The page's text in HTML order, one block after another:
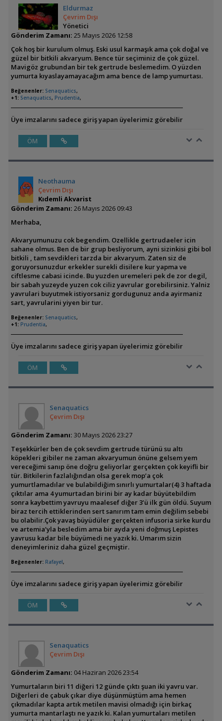
Eldurmaz
Çevrim Dışı
Yönetici
Gönderim Zamanı: 25 Mayıs 2026 12:58
Çok hoş bir kurulum olmuş. Eski usul karmaşık ama çok doğal ve
güzel bir bitkili akvaryum. Bence tür seçiminiz de çok güzel.
Mavigöz grubundan bir tek gertrude beslemedim. O yüzden
yumurta kıyaslayamayacağım ama bence de lamp yumurtası.
Beğenenler: Senaquatics,
+1: Senaquatics, Prudentia,
Üye imzalarını sadece giriş yapan üyelerimiz görebilir
ÖM
Neothauma
Çevrim Dışı
Kıdemli Akvarist
Gönderim Zamanı: 26 Mayıs 2026 09:43
Merhaba,
Akvaryumunuzu cok begendim. Ozellikle gertrudaeler icin
sahane olmus. Ben de bir grup besliyorum, ayni sizinkisi gibi bol
bitkili , tam sevdikleri tarzda bir akvaryum. Zaten siz de
goruyorsunuzdur erkekler surekli disilere kur yapma ve
ciftlesme cabasi icinde. Bu yuzden uremeleri pek de zor degil,
bir sabah yuzeyde yuzen cok ciliz yavrular gorebilirsiniz. Yalniz
yavrulari buyutmek istiyorsaniz gordugunuz anda ayirmaniz
sart, yavrularini yiyen bir tur.
Beğenenler: Senaquatics,
+1: Prudentia,
Üye imzalarını sadece giriş yapan üyelerimiz görebilir
ÖM
Senaquatics
Çevrim Dışı
Gönderim Zamanı: 30 Mayıs 2026 23:27
Teşekkürler ben de çok sevdim gertrude türünü su altı
köpekleri gibiler ne zaman akvaryumun önüne gelsem yem
vereceğimi sanıp öne doğru geliyorlar gerçekten çok keyifli bir
tür. Bitkilerin fazlalığından olsa gerek mop’a çok
yumurtlamadılar ve bulabildiğim sınırlı yumurtalar(4) 3 haftada
çıktılar ama 4 yumurtadan birini bir ay kadar büyütebildim
sonra kaybettim yavruyu maalesef diğer 3’ü ilk gün öldü. Suyum
biraz tercih ettiklerinden sert sanırım tam emin değilim sebebi
bu olabilir.Çok yavaş büyüdüler gerçekten infusoria sirke kurdu
ve artemia’yla besledim ama bir ayda yeni doğmuş Lepistes
yavrusu kadar bile büyümedi ne yazık ki. Umarım sizin
deneyimleriniz daha güzel geçmiştir.
Beğenenler: Rafayel,
Üye imzalarını sadece giriş yapan üyelerimiz görebilir
ÖM
Senaquatics
Çevrim Dışı
Gönderim Zamanı: 04 Haziran 2026 23:54
Yumurtaların biri 11 diğeri 12 günde çıktı şuan iki yavru var.
Diğerleri de çabuk çıkar diye düşünmüştüm ama hemen
çıkmadılar kapta artık metilen mavisi olmadığı için birkaç
yumurta mantarlaştı ne yazık ki. Kalan yumurtaları metilen